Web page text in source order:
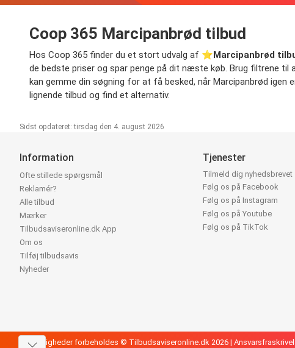
Coop 365 Marcipanbrød tilbud
Hos Coop 365 finder du et stort udvalg af ⭐️Marcipanbrød
de bedste priser og spar penge på dit næste køb. Brug filtrene
kan gemme din søgning for at få besked, når Marcipanbrød
lignende tilbud og find et alternativ.
Sidst opdateret: tirsdag den 4. august 2026
Information
Ofte stillede spørgsmål
Reklamér?
Alle tilbud
Mærker
Tilbudsaviseronline.dk App
Om os
Tilføj tilbudsavis
Nyheder
Tjenester
Tilmeld dig nyhedsbrevet
Følg os på Facebook
Følg os på Instagram
Følg os på Youtube
Følg os på TikTok
Alle rettigheder forbeholdes © Tilbudsaviseronline.dk 2026 |